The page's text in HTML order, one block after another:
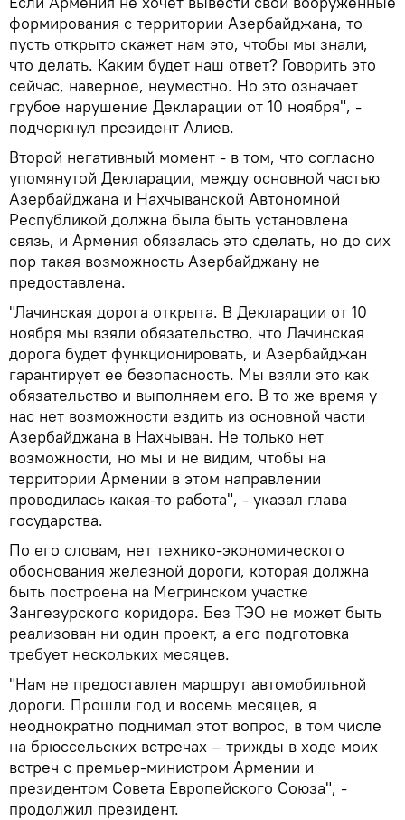
формирования с территории Азербайджана, то
пусть открыто скажет нам это, чтобы мы знали,
что делать. Каким будет наш ответ? Говорить это
сейчас, наверное, неуместно. Но это означает
грубое нарушение Декларации от 10 ноября", -
подчеркнул президент Алиев.
Второй негативный момент - в том, что согласно
упомянутой Декларации, между основной частью
Азербайджана и Нахчыванской Автономной
Республикой должна была быть установлена
связь, и Армения обязалась это сделать, но до сих
пор такая возможность Азербайджану не
предоставлена.
"Лачинская дорога открыта. В Декларации от 10
ноября мы взяли обязательство, что Лачинская
дорога будет функционировать, и Азербайджан
гарантирует ее безопасность. Мы взяли это как
обязательство и выполняем его. В то же время у
нас нет возможности ездить из основной части
Азербайджана в Нахчыван. Не только нет
возможности, но мы и не видим, чтобы на
территории Армении в этом направлении
проводилась какая-то работа", - указал глава
государства.
По его словам, нет технико-экономического
обоснования железной дороги, которая должна
быть построена на Мегринском участке
Зангезурского коридора. Без ТЭО не может быть
реализован ни один проект, а его подготовка
требует нескольких месяцев.
"Нам не предоставлен маршрут автомобильной
дороги. Прошли год и восемь месяцев, я
неоднократно поднимал этот вопрос, в том числе
на брюссельских встречах – трижды в ходе моих
встреч с премьер-министром Армении и
президентом Совета Европейского Союза", -
продолжил президент.